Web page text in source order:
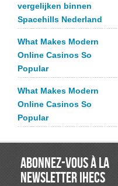
vergelijken binnen
Spacehills Nederland
What Makes Modern
Online Casinos So
Popular
What Makes Modern
Online Casinos So
Popular
ABONNEZ-VOUS À LA
NEWSLETTER IHECS